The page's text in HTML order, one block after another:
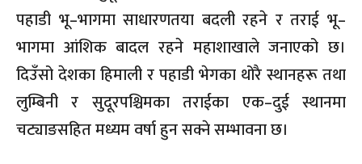
पहाडी भू–भागमा साधारणतया बदली रहने र तराई भू–
भागमा आंशिक बादल रहने महाशाखाले जनाएको छ।
दिउँसो देशका हिमाली र पहाडी भेगका थोरै स्थानहरू तथा
लुम्बिनी र सुदूरपश्चिमका तराईका एक–दुई स्थानमा
चट्याङसहित मध्यम वर्षा हुन सक्ने सम्भावना छ।